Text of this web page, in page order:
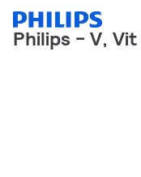
Philips - V, Vit